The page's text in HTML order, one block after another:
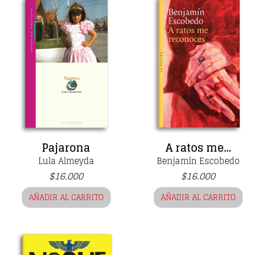
Pajarona
$16.000
Lula Almeyda
AÑADIR AL CARRITO
A ratos me...
$16.000
Benjamín Escobedo
AÑADIR AL CARRITO